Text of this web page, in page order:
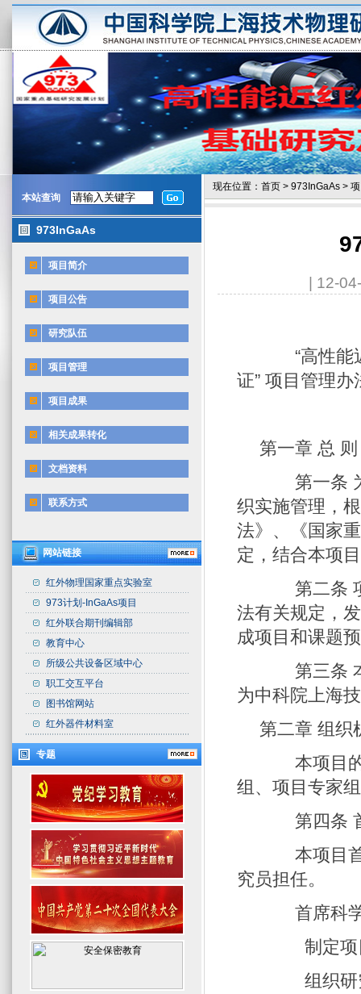
本站查询
973InGaAs
项目简介
项目公告
研究队伍
项目管理
项目成果
相关成果转化
文档资料
联系方式
网站链接
红外物理国家重点实验室
973计划-InGaAs项目
红外联合期刊编辑部
教育中心
所级公共设备区域中心
职工交互平台
图书馆网站
红外器件材料室
专题
现在位置： 首页 > 973InGaAs >
| 12-
“高性能近
证” 项目管理办
第一章 总 则
第一条 为
织实施管理，
法》、《国家
定，结合本项
第二条 项
法有关规定，
成项目和课题
第三条 本
为中科院上海
第二章 组织
本项目的
组、项目专家
第四条
本项目首
究员担任。
首席科学
制定项目
组织研究